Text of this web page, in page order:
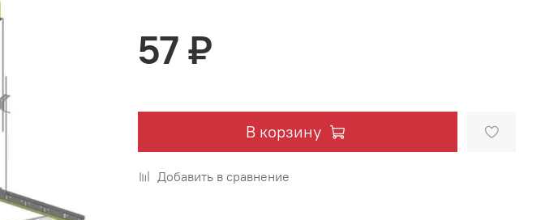
57 ₽
В корзину
Добавить в сравнение